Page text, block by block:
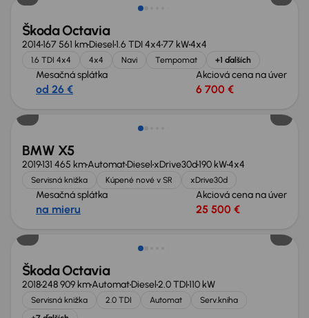
Škoda Octavia
2014167 561 kmDiesel1.6 TDI 4x477 kW4x4
1.6 TDI 4x4 4x4 Navi Tempomat +1 ďalších
Mesačná splátka
od 26 €
Akciová cena na úver
6 700 €
Zlacnené o 4 100 €
BMW X5
2019131 465 kmAutomatDiesel xDrive30d190 kW4x4
Servisná knižka Kúpené nové v SR xDrive30d
Mesačná splátka
na mieru
Akciová cena na úver
25 500 €
Škoda Octavia
2018248 909 kmAutomatDiesel2.0 TDI110 kW
Servisná knižka 2.0 TDI Automat
Serv.kniha